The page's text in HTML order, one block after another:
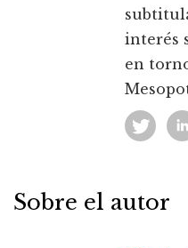
interés
en
Sobre el autor